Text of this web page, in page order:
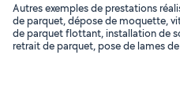
Autres exemples de prestations
de parquet, dépose de moquette,
de parquet flottant, installation de
retrait de parquet, pose de lames